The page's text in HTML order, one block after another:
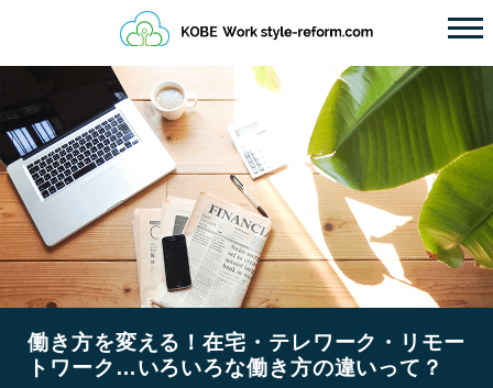
働き方を変える！在宅・テレワーク・リモー
トワーク…いろいろな働き方の違いって？